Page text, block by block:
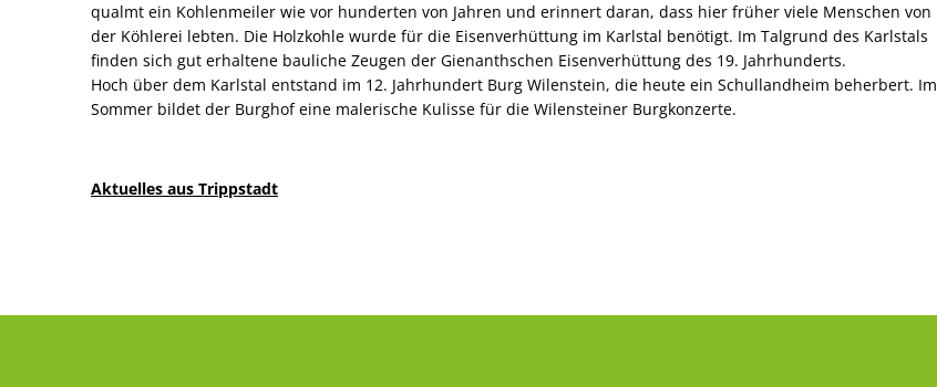
qualmt ein Kohlenmeiler wie vor hunderten von Jahren und erinnert daran, dass hier früher viele Menschen von
der Köhlerei lebten. Die Holzkohle wurde für die Eisenverhüttung im Karlstal benötigt. Im Talgrund des Karlstals
finden sich gut erhaltene bauliche Zeugen der Gienanthschen Eisenverhüttung des 19. Jahrhunderts.
Hoch über dem Karlstal entstand im 12. Jahrhundert Burg Wilenstein, die heute ein Schullandheim beherbert. Im
Sommer bildet der Burghof eine malerische Kulisse für die Wilensteiner Burgkonzerte.
Aktuelles aus Trippstadt